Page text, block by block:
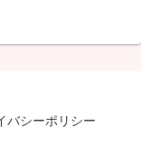
バシーポリシー